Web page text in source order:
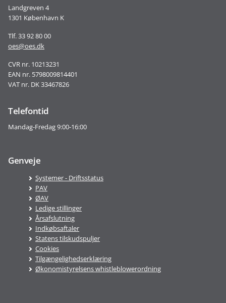
Landgreven 4
1301 København K
Tlf. 33 92 80 00
oes@oes.dk
CVR nr. 10213231
EAN nr. 5798009814401
VAT nr. DK 33467826
Telefontid
Mandag-Fredag 9:00-16:00
Genveje
Systemer - Driftsstatus
PAV
ØAV
Ledige stillinger
Årsafslutning
Indkøbsaftaler
Statens tilskudspuljer
Cookies
Tilgængelighedserklæring
Økonomistyrelsens whistleblowerordning